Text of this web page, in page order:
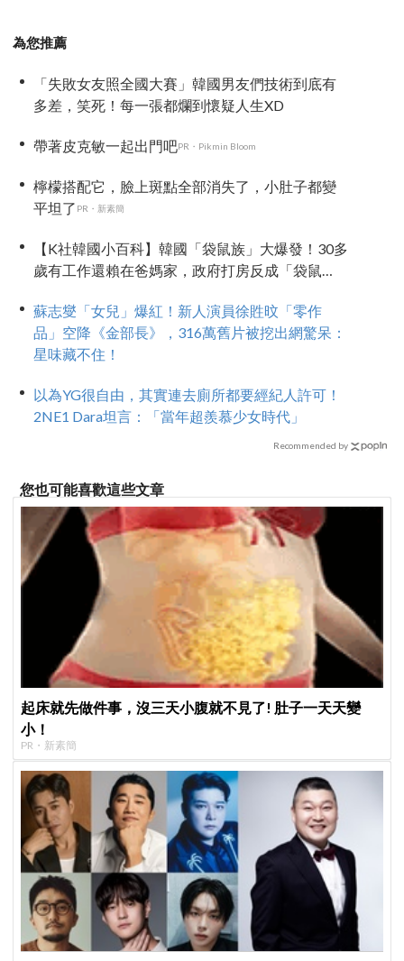
為您推薦
「失敗女友照全國大賽」韓國男友們技術到底有
多差，笑死！每一張都爛到懷疑人生XD
帶著皮克敏一起出門吧PR・Pikmin Bloom
檸檬搭配它，臉上斑點全部消失了，小肚子都變
平坦了 PR・新素簡
【K社韓國小百科】韓國「袋鼠族」大爆發！30多
歲有工作還賴在爸媽家，政府打房反成「袋鼠
蘇志燮「女兒」爆紅！新人演員徐貹旼「零作
品」空降《金部長》，316萬舊片被挖出網驚呆：
星味藏不住！
以為YG很自由，其實連去廁所都要經紀人許可！
2NE1 Dara坦言：「當年超羨慕少女時代」
Recommended by
您也可能喜歡這些文章
起床就先做件事，沒三天小腹就不見了! 肚子一天天變
小！
PR・新素簡